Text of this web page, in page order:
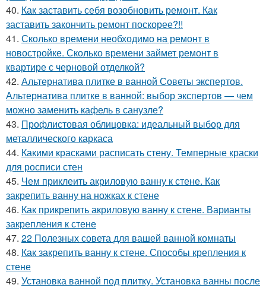
40. Как заставить себя возобновить ремонт. Как
заставить закончить ремонт поскорее?!!
41. Сколько времени необходимо на ремонт в
новостройке. Сколько времени займет ремонт в
квартире с черновой отделкой?
42. Альтернатива плитке в ванной Советы экспертов.
Альтернатива плитке в ванной: выбор экспертов — чем
можно заменить кафель в санузле?
43. Профлистовая облицовка: идеальный выбор для
металлического каркаса
44. Какими красками расписать стену. Темперные краски
для росписи стен
45. Чем приклеить акриловую ванну к стене. Как
закрепить ванну на ножках к стене
46. Как прикрепить акриловую ванну к стене. Варианты
закрепления к стене
47. 22 Полезных совета для вашей ванной комнаты
48. Как закрепить ванну к стене. Способы крепления к
стене
49. Установка ванной под плитку. Установка ванны после